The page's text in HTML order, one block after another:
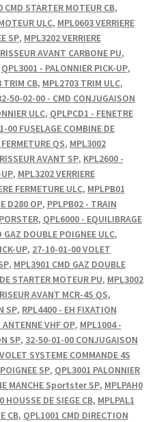
CMD STARTER MOTEUR CB,
ULC, MPL0603 VERRIERE
SP, MPL3202 VERRIERE
AVANT CARBONE PU,
QPL3001 - PALONNIER PICK-UP,
TRIM CB, MPL2703 TRIM ULC,
50-02-00 - CMD CONJUGAISON
ULC, QPLPCD1 - FENETRE
00 FUSELAGE COMBINE DE
QS, MPL3002
AVANT SP, KPL2600 -
, MPL3202 VERRIERE
FERMETURE ULC, MPLPB01
D280 OP, PPLPB02 - TRAIN
, QPL6000 - EQUILIBRAGE
GAZ DOUBLE POIGNEE ULC,
UP, 27-10-01-00 VOLET
, MPL3901 CMD GAZ DOUBLE
STARTER MOTEUR PU, MPL3002
AVANT MCR-4S QS,
SP, RPL4400 - EH FIXATION
VHF OP, MPL1004 -
SP, 32-50-01-00 CONJUGAISON
SYSTEME COMMANDE 4S
SP, QPL3001 PALONNIER
MANCHE Sportster SP, MPLPAH0
HOUSSE DE SIEGE CB, MPLPAL1
CB, QPL1001 CMD DIRECTION